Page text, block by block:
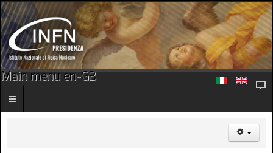
Main menu en-GB